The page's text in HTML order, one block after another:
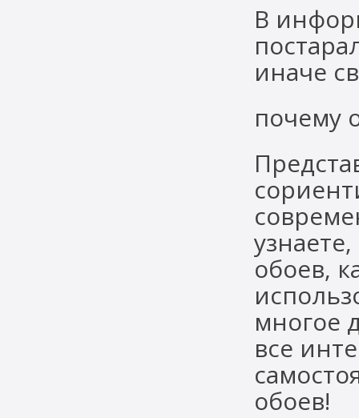
В
иначе
почему
обоев,
многое
все
обоев!